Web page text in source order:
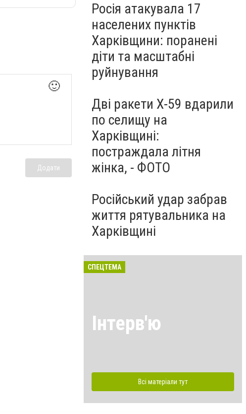
🙂
Додати
Росія атакувала 17
населених пунктів
Харківщини: поранені
діти та масштабні
руйнування
Дві ракети Х-59 вдарили
по селищу на
Харківщині:
постраждала літня
жінка, - ФОТО
Російський удар забрав
життя рятувальника на
Харківщині
СПЕЦТЕМА
Інтерв'ю
Всі матеріали тут